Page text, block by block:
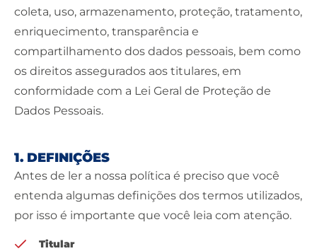
coleta, uso, armazenamento, proteção, tratamento,
enriquecimento, transparência e
compartilhamento dos dados pessoais, bem como
os direitos assegurados aos titulares, em
conformidade com a Lei Geral de Proteção de
Dados Pessoais.
1. DEFINIÇÕES
Antes de ler a nossa política é preciso que você
entenda algumas definições dos termos utilizados,
por isso é importante que você leia com atenção.
Titular